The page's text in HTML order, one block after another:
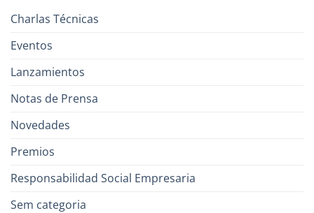
Charlas Técnicas
Eventos
Lanzamientos
Notas de Prensa
Novedades
Premios
Responsabilidad Social Empresaria
Sem categoria